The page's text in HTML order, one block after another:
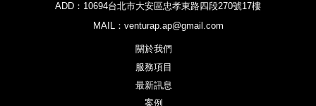
ADD：10694台北市大安區忠孝東路四段270號17樓
MAIL：venturap.ap@gmail.com
關於我們
服務項目
最新訊息
案例